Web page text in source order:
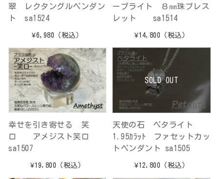
翠 レクタングルペンダン
ト sa1524
¥6,980 （税込）
ープライト ８㎜珠ブレス
レット sa1514
¥14,800 （税込）
幸せを引き寄せる 笑
口 アメジスト笑口
sa1507
¥19,800 （税込）
SOLD OUT
天使の石 ペタライト
1.95ｶﾗｯﾄ ファセットカッ
トペンダント sa1505
¥12,800 （税込）